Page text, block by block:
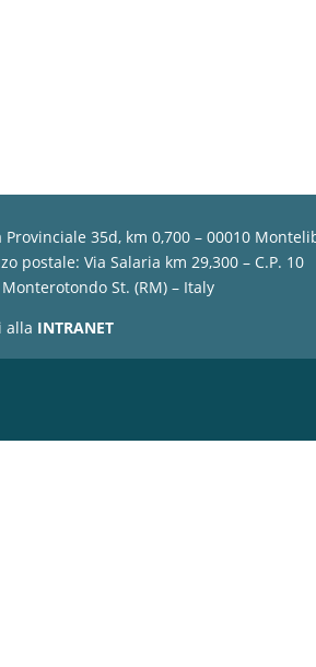
Provinciale 35d, km 0,700 – 00010
postale: Via Salaria km 29,300 – C.P. 10
St. (RM) – Italy
alla INTRANET